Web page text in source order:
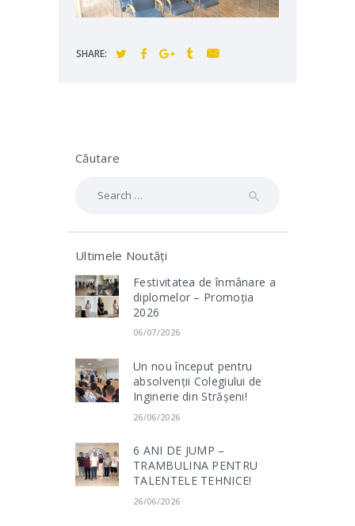
SHARE:
Căutare
Ultimele Noutăți
Festivitatea de înmânare a
diplomelor – Promoția
2026
06/07/2026
Un nou început pentru
absolvenții Colegiului de
Inginerie din Strășeni!
26/06/2026
6 ANI DE JUMP –
TRAMBULINA PENTRU
TALENTELE TEHNICE!
26/06/2026